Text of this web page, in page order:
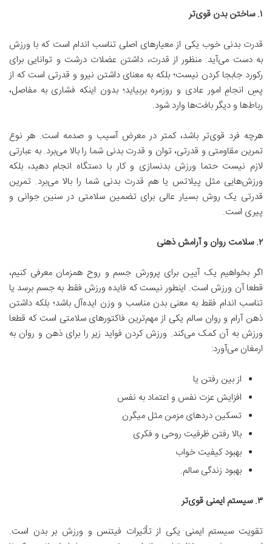
۱.ساختن بدن قوی‌تر
قدرت بدنی خوب یکی از معیارهای اصلی تناسب اندام است که با ورزش
به دست می‌آید. منظور از قدرت، داشتن عضلات درشت و توانایی برای
رکورد جابجا کردن نیست؛ بلکه به معنای داشتن نیرو و قدرتی است که از
پسِ انجامِ امور عادی و روزمره بربیاید؛ بدون اینکه فشاری به مفاصل،
رباط‌ها و دیگر بافت‌ها وارد شود.
هرچه فرد قوی‌تر باشد، کمتر در معرض آسیب و صدمه است. هر نوع
تمرین مقاومتی و قدرتی، توان و قدرت بدنی شما را بالا می‌برد. به عبارتی
لازم نیست حتما ورزش بدنسازی و کار با دستگاه انجام دهید، بلکه
ورزش‌هایی مثل پیلاتس یا هم قدرت بدنی شما را بالا می‌برد. تمرین
قدرتی یک روش بسیار عالی برای تضمین سلامتی در سنین جوانی و
پیری است.
۲.سلامت روان و آرامش ذهنی
اگر بخواهیم یک آیین برای پرورش جسم و روح همزمان معرفی کنیم،
قطعا آن ورزش است. اینطور نیست که فایده ورزش فقط به جسم برسد یا
تناسب اندام فقط به معنی بدن مناسب و وزن ایده‌آل باشد؛ بلکه داشتن
ذهن آرام و روان سالم یکی از مهم‌ترین فاکتورهای سلامتی است که قطعا
ورزش به آن کمک می‌کند. ورزش کردن فواید زیر را برای ذهن و روان به
ارمغان می‌آورد:
از بین رفتن یا
افزایش عزت نفس و اعتماد به نفس
تسکین دردهای مزمن مثل میگرن
بالا رفتن ظرفیت روحی و فکری
بهبود کیفیت خواب
بهبود زندگی سالم.
۳.سیستم ایمنی قوی‌تر
تقویت سیستم ایمنی یکی از تأثیرات فیتنس و ورزش بر بدن است.